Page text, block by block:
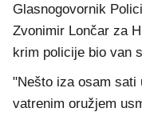
Glasnogovornik
Zvonimir Lončar za
krim policije bio van
"Nešto iza osam sati
vatrenim oružjem